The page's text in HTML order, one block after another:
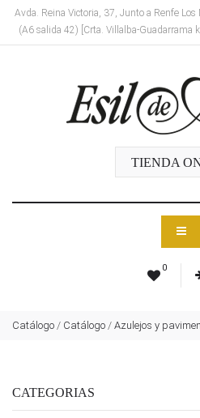
Avda. Reina Victoria, 37, Junto a Renfe
(A6 salida 42) [Crta. Villalba-Guadarrama
TIENDA
0
Catálogo / Catálogo / Azulejos y
CATEGORIAS